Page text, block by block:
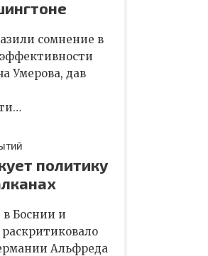
сомнение в
Умерова, дав
политику
в Боснии и
Альфреда